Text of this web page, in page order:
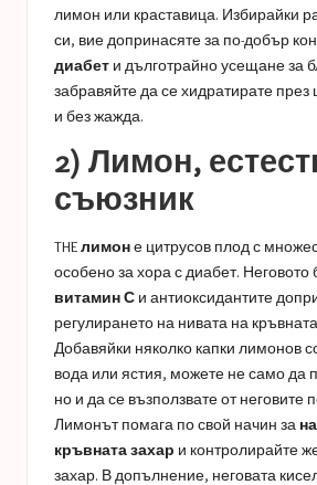
лимон или краставица. Избирайки
си, вие допринасяте за по-добър
диабет и дълготрайно усещане за
забравяйте да се хидратирате
и без жажда.
2) Лимон,
съюзник
THEлимоне цитрусов плод с
особено за хора с диабет. Неговото
витамин С и антиоксидантите
регулирането на нивата на
Добавяйки няколко капки лимонов
вода или ястия, можете не само да
но и да се възползвате от неговите
Лимонът помага по свой начин за
кръвната захар и контролирайте
захар. В допълнение, неговата